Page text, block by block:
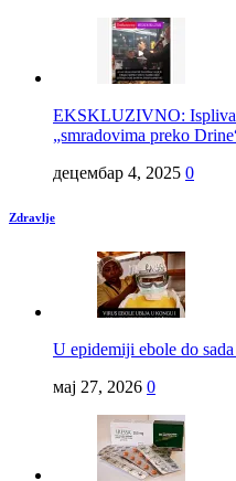
EKSKLUZIVNO:
„smradovima preko
децембар 4, 2025 0
Zdravlje
U epidemiji ebole do
мај 27, 2026 0